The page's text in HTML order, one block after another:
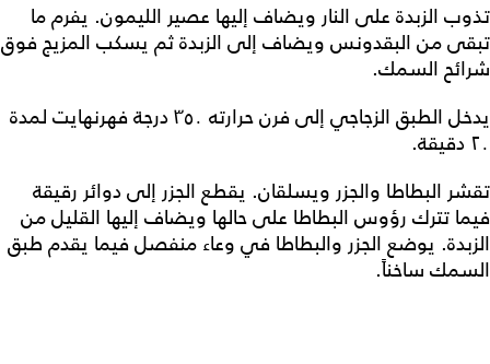
تذوب الزبدة على النار ويضاف إليها عصير الليمون. يفرم ما
تبقى من البقدونس ويضاف إلى الزبدة ثم يسكب المزيج فوق
شرائح السمك.
يدخل الطبق الزجاجي إلى فرن حرارته ٣٥٠ درجة فهرنهايت لمدة
٢٠ دقيقة.
تقشر البطاطا والجزر ويسلقان. يقطع الجزر إلى دوائر رقيقة
فيما تترك رؤوس البطاطا على حالها ويضاف إليها القليل من
الزبدة. يوضع الجزر والبطاطا في وعاء منفصل فيما يقدم طبق
السمك ساخناً.